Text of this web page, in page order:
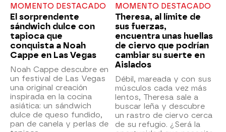
MOMENTO DESTACADO
El sorprendente
sándwich dulce con
tapioca que
conquista a Noah
Cappe en Las Vegas
Noah Cappe descubre en
un festival de Las Vegas
una original creación
inspirada en la cocina
asiática: un sándwich
dulce de queso fundido,
pan de canela y perlas de
MOMENTO DESTACADO
Theresa, al límite de
sus fuerzas,
encuentra unas huellas
de ciervo que podrían
cambiar su suerte en
Aislados
Débil, mareada y con sus
músculos cada vez más
lentos, Theresa sale a
buscar leña y descubre
un rastro de ciervo cerca
de su refugio. ¿Será la